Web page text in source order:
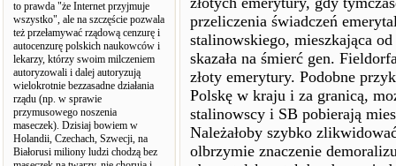
to prawda "że Internet przyjmuje
wszystko", ale na szczęście pozwala
też przełamywać rządową cenzurę i
autocenzurę polskich naukowców i
lekarzy, którzy swoim milczeniem
autoryzowali i dalej autoryzują
wielokrotnie bezzasadne działania
rządu (np. w sprawie
przymusowego noszenia
maseczek). Dzisiaj bowiem w
Holandii, Czechach, Szwecji, na
Białorusi miliony ludzi chodzą bez
przeliczenia świadczeń
stalinowskiego, mieszkająca
skazała na śmierć gen.
złoty emerytury. Podobne
Polskę w kraju i za granicą,
stalinowscy i SB pobierają
Należałoby szybko
olbrzymie znaczenie